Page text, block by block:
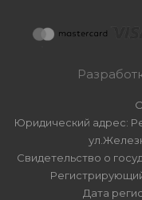
Юридический адрес:
Свидетельство о
Дата